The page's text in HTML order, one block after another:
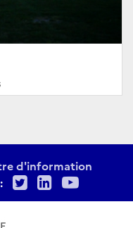
d'information
TwitterLinkedIn